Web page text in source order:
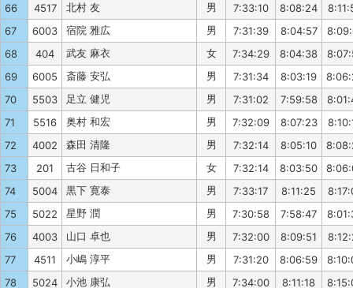
66
4517 北村 友 男 7:33:10 8:08:24
67
6003 宿院 雅広 男 7:31:39 8:04:57
68
404 武友 麻衣 女 7:34:29 8:04:38
69
6005 斎藤 安弘 男 7:31:34 8:03:19
70
5503 足立 健児 男 7:31:02 7:59:58
71
5516 奥村 和宏 男 7:32:09 8:07:23
72
4002 森田 清隆 男 7:32:14 8:05:10
73
201 古谷 日和子 女 7:32:14 8:03:50
74
5004 黒下 寛泰 男 7:33:17 8:11:25
75
5022 星野 潤 男 7:30:58 7:58:47
76
4003 山口 卓也 男 7:32:00 8:09:51
77
4511 小嶋 淳平 男 7:31:20 8:06:59
78
5024 小池 康弘 男 7:34:00 8:11:18